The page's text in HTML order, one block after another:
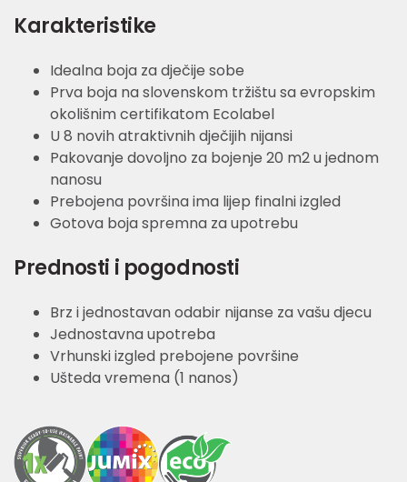
Karakteristike
Idealna boja za dječije sobe
Prva boja na slovenskom tržištu sa evropskim
okolišnim certifikatom Ecolabel
U 8 novih atraktivnih dječijih nijansi
Pakovanje dovoljno za bojenje 20 m2 u jednom
nanosu
Prebojena površina ima lijep finalni izgled
Gotova boja spremna za upotrebu
Prednosti i pogodnosti
Brz i jednostavan odabir nijanse za vašu djecu
Jednostavna upotreba
Vrhunski izgled prebojene površine
Ušteda vremena (1 nanos)